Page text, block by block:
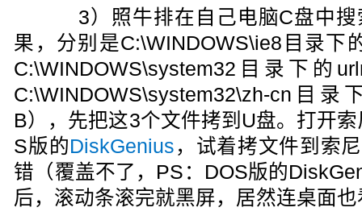
3）照牛排在自己电脑C盘中搜
果，分别是C:\WINDOWS\ie8目录下
C:\WINDOWS\system32目录下的
C:\WINDOWS\system32\zh-cn目录
B），先把这3个文件拷到U盘。打开
S版的DiskGenius ，试着拷文件到索
错（覆盖不了，PS：DOS版的
后，滚动条滚完就黑屏，居然连桌面